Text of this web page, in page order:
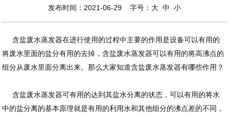
发布时间：2021-06-29 字号： 大 中 小
含盐废水蒸发器在进行使用的过程中主要的作用是设备可以有用的
将废水里面的盐分有用的去掉，含盐废水蒸发器可以有用的将高沸点的
组分从废水里面分离出来。那么大家知道含盐废水蒸发器有哪些作用？
含盐废水蒸发器可有用的达到其盐水分离的状态，可以有用的将水
中的盐分离的基本原理就是有用的利用水和其他组分的沸点差的不同，